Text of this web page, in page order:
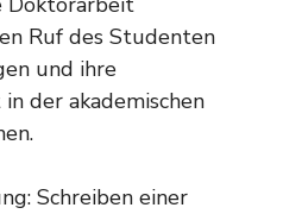
Ruf des Studenten
und ihre
der akademischen
Schreiben einer